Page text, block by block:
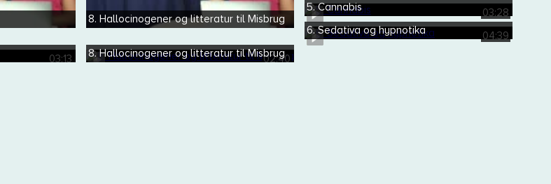
8. Hallocinogener og litteratur til Misbrug
03:28
5. Cannabis
04:39
6. Sedativa og hypnotika
03:13 02:40
8. Hallocinogener og litteratur til Misbrug